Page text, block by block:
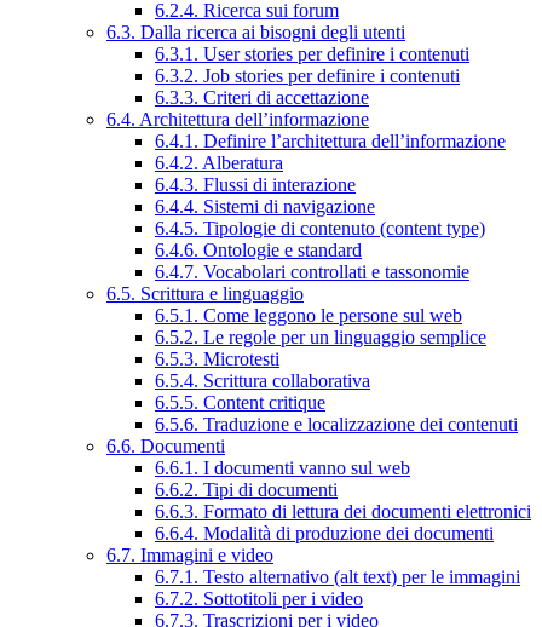
6.2.4. Ricerca sui forum
6.3. Dalla ricerca ai bisogni degli utenti
6.3.1. User stories per definire i contenuti
6.3.2. Job stories per definire i contenuti
6.3.3. Criteri di accettazione
6.4. Architettura dell’informazione
6.4.1. Definire l’architettura dell’informazione
6.4.2. Alberatura
6.4.3. Flussi di interazione
6.4.4. Sistemi di navigazione
6.4.5. Tipologie di contenuto (content type)
6.4.6. Ontologie e standard
6.4.7. Vocabolari controllati e tassonomie
6.5. Scrittura e linguaggio
6.5.1. Come leggono le persone sul web
6.5.2. Le regole per un linguaggio semplice
6.5.3. Microtesti
6.5.4. Scrittura collaborativa
6.5.5. Content critique
6.5.6. Traduzione e localizzazione dei contenuti
6.6. Documenti
6.6.1. I documenti vanno sul web
6.6.2. Tipi di documenti
6.6.3. Formato di lettura dei documenti elettronici
6.6.4. Modalità di produzione dei documenti
6.7. Immagini e video
6.7.1. Testo alternativo (alt text) per le immagini
6.7.2. Sottotitoli per i video
6.7.3. Trascrizioni per i video